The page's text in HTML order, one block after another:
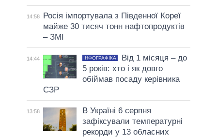
14:58
Росія імпортувала з Південної Кореї
майже 30 тисяч тонн нафтопродуктів
– ЗМІ
14:44 ІНФОГРАФІКА
Від 1 місяця – до
5 років: хто і як довго
обіймав посаду керівника
СЗР
13:58
В Україні 6 серпня
зафіксували температурні
рекорди у 13 обласних